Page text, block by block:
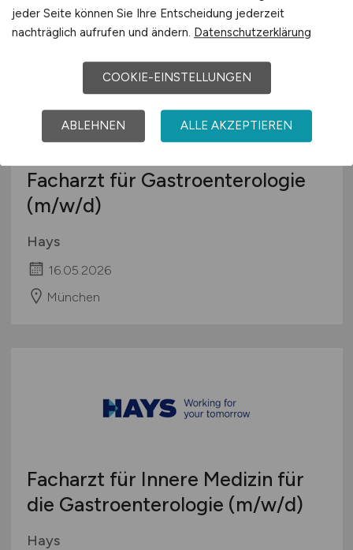
Facharzt für Gastroenterologie
(m/w/d)
Hays
16.05.2026
München
Facharzt für Innere Medizin für
die Gastroenterologie (m/w/d)
Hays
jeder Seite können Sie Ihre Entscheidung jederzeit
nachträglich aufrufen und ändern. Datenschutzerklärung
COOKIE-EINSTELLUNGEN
ABLEHNEN ALLE AKZEPTIEREN